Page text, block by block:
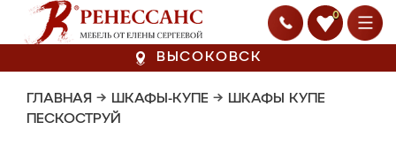
0
ВЫСОКОВСК
ГЛАВНАЯ → ШКАФЫ-КУПЕ → ШКАФЫ КУПЕ
ПЕСКОСТРУЙ